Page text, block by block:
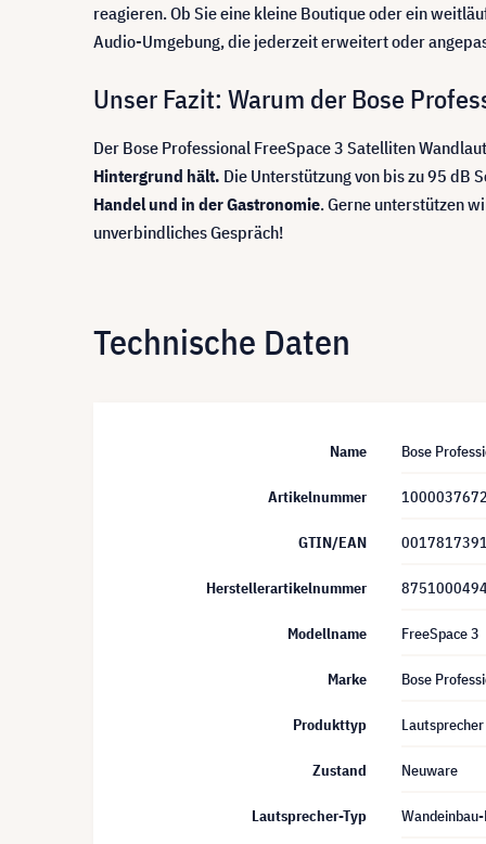
reagieren. Ob Sie eine kleine Boutique oder ein
Audio-Umgebung, die jederzeit erweitert oder
Unser Fazit: Warum der Bose
Der Bose Professional FreeSpace 3 Satelliten
Hintergrund hält. Die Unterstützung von bis zu 95 dB
Handel und in der Gastronomie. Gerne unterstützen
unverbindliches Gespräch!
Technische Daten
Name Bose
Artikelnummer 1000037672
GTIN/EAN
Herstellerartikelnummer 8751000494
Modellname FreeSpace 3
Marke Bose
Produkttyp Lautsprecher
Zustand Neuware
Lautsprecher-Typ